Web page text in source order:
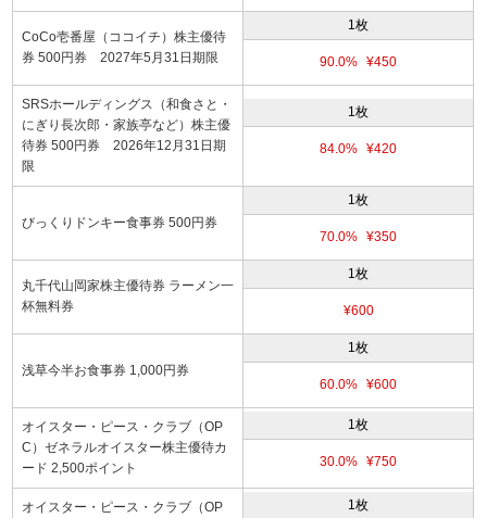
CoCo壱番屋（ココイチ）株主優待
券 500円券 2027年5月31日期限
1枚
90.0% ¥450
SRSホールディングス（和食さと・
にぎり長次郎・家族亭など）株主優
待券 500円券 2026年12月31日期
限
1枚
84.0% ¥420
びっくりドンキー食事券 500円券
1枚
70.0% ¥350
丸千代山岡家株主優待券 ラーメン一
杯無料券
1枚
¥600
浅草今半お食事券 1,000円券
1枚
60.0% ¥600
オイスター・ピース・クラブ（OP
C）ゼネラルオイスター株主優待カ
ード 2,500ポイント
1枚
30.0% ¥750
オイスター・ピース・クラブ（OP
1枚